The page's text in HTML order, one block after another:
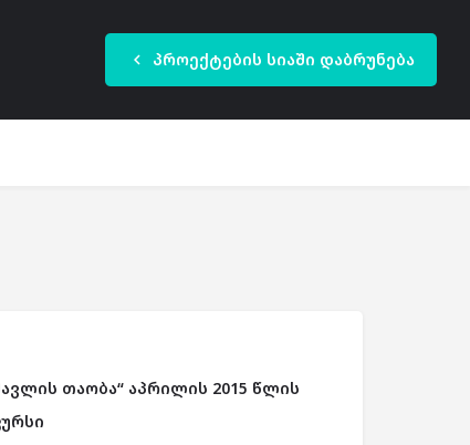
პროექტების სიაში დაბრუნება
თაობა“ აპრილის 2015 წლის